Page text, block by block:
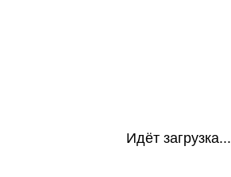
Идёт загрузка...